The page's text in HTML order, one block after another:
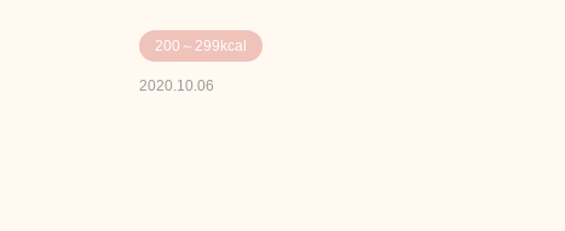
200～299kcal
2020.10.06